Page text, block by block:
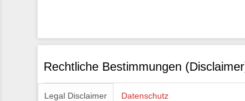
Rechtliche Bestimmungen
Legal Disclaimer Datenschutz